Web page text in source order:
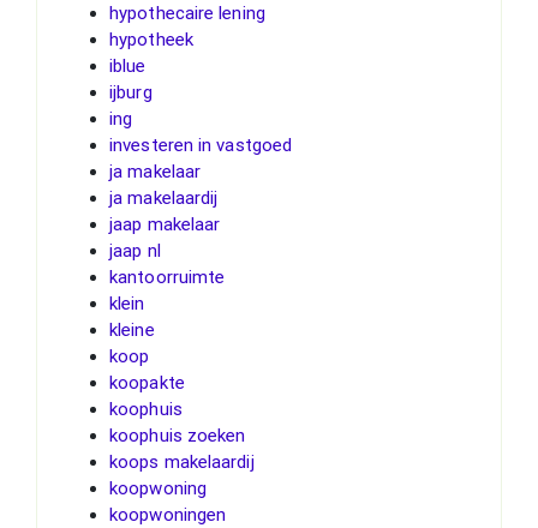
hypothecaire lening
hypotheek
iblue
ijburg
ing
investeren in vastgoed
ja makelaar
ja makelaardij
jaap makelaar
jaap nl
kantoorruimte
klein
kleine
koop
koopakte
koophuis
koophuis zoeken
koops makelaardij
koopwoning
koopwoningen